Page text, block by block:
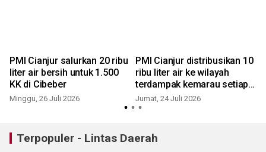
PMI Cianjur salurkan 20 ribu
liter air bersih untuk 1.500
KK di Cibeber
Minggu, 26 Juli 2026
PMI Cianjur distribusikan 10
ribu liter air ke wilayah
terdampak kemarau setiap
hari
Jumat, 24 Juli 2026
Terpopuler - Lintas Daerah